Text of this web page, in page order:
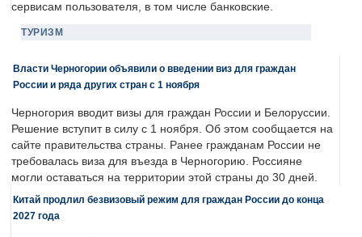
сервисам пользователя, в том числе банковские.
ТУРИЗМ
Власти Черногории объявили о введении виз для граждан
России и ряда других стран с 1 ноября
Черногория вводит визы для граждан России и Белоруссии.
Решение вступит в силу с 1 ноября. Об этом сообщается на
сайте правительства страны. Ранее гражданам России не
требовалась виза для въезда в Черногорию. Россияне
могли оставаться на территории этой страны до 30 дней.
Китай продлил безвизовый режим для граждан России до конца
2027 года